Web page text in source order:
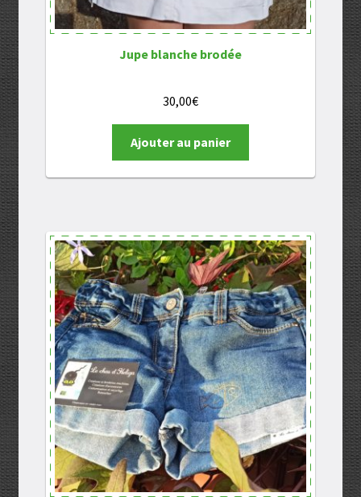
Jupe blanche brodée
30,00€
Ajouter au panier